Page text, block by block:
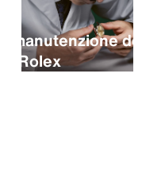
La manutenzione del
tuo Rolex